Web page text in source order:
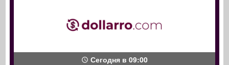
Сегодня в 09:00